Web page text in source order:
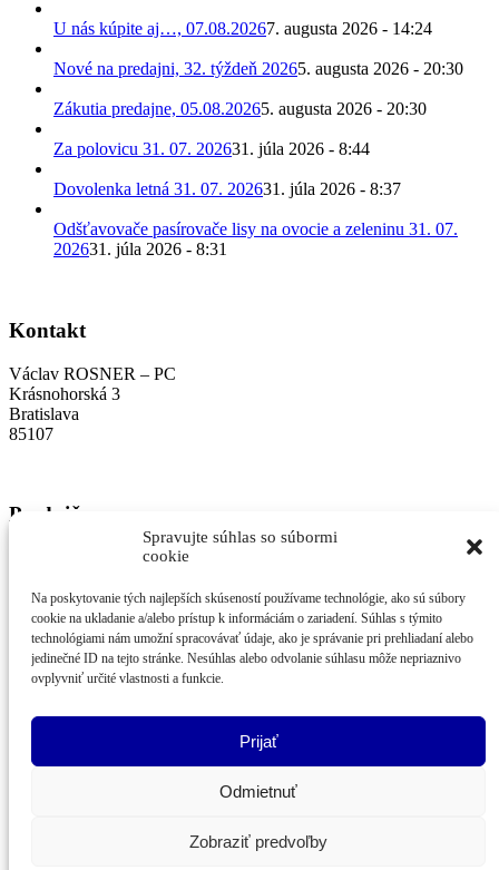
Spravujte súhlas so súbormi
cookie
Na poskytovanie tých najlepších skúseností používame technológie, ako sú súbory
cookie na ukladanie a/alebo prístup k informáciám o zariadení. Súhlas s týmito
technológiami nám umožní spracovávať údaje, ako je správanie pri prehliadaní alebo
jedinečné ID na tejto stránke. Nesúhlas alebo odvolanie súhlasu môže nepriaznivo
ovplyvniť určité vlastnosti a funkcie.
Prijať
Odmietnuť
Zobraziť predvoľby
U nás kúpite aj…, 07.08.20267. augusta 2026 - 14:24
Nové na predajni, 32. týždeň 20265. augusta 2026 - 20:30
Zákutia predajne, 05.08.20265. augusta 2026 - 20:30
Za polovicu 31. 07. 202631. júla 2026 - 8:44
Dovolenka letná 31. 07. 202631. júla 2026 - 8:37
Odšťavovače pasírovače lisy na ovocie a zeleninu 31. 07.
202631. júla 2026 - 8:31
Kontakt
Václav ROSNER – PC
Krásnohorská 3
Bratislava
85107
Predajňa
Krásnohorská 3, Bratislava-Petržalka, 85107
Otváracie hodiny:
Pon-Pia 10-18 hod.
Tel.:
+421 905 208 439
rosnerpc@gmail.com
,
www.virtualne-prehliadky.com